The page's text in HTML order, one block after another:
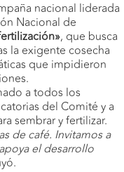
nacional liderada
Nacional de
, que busca
la exigente cosecha
que impidieron
a todos los
del Comité y a
sembrar y fertilizar.
de café. Invitamos a
el desarrollo